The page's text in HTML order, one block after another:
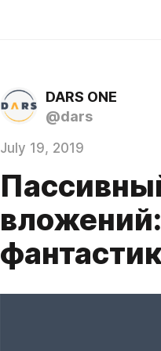
DARS ONE
@dars
July 19, 2019